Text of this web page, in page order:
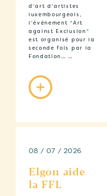
d’art d’artistes
luxembourgeois,
l’événement “Art
against Exclusion”
est organisé pour la
seconde fois par la
Fondation… …
08 / 07 / 2026
Elgon aide
la FFL